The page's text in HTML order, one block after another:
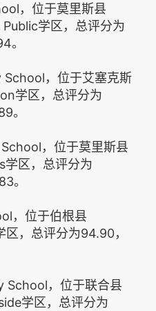
，位于莫里斯县
学区，总评分为
。
，位于艾塞克斯
学区，总评分为
。
，位于莫里斯县
学区，总评分为
。
，位于伯根县
，总评分为94.90，
School，位于联合县
学区，总评分为